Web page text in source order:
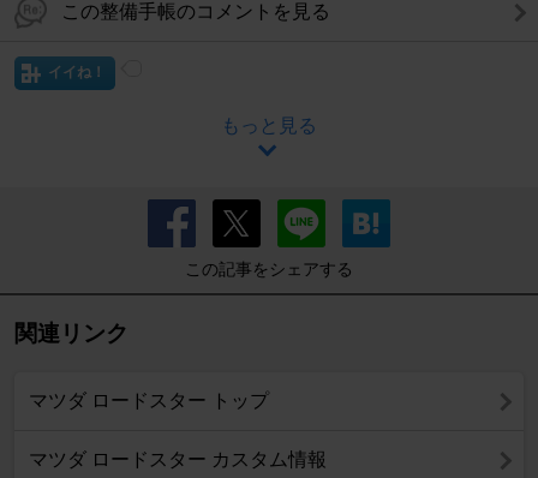
この整備手帳のコメントを見る
イイね！
もっと見る
この記事をシェアする
関連リンク
マツダ ロードスター トップ
マツダ ロードスター カスタム情報